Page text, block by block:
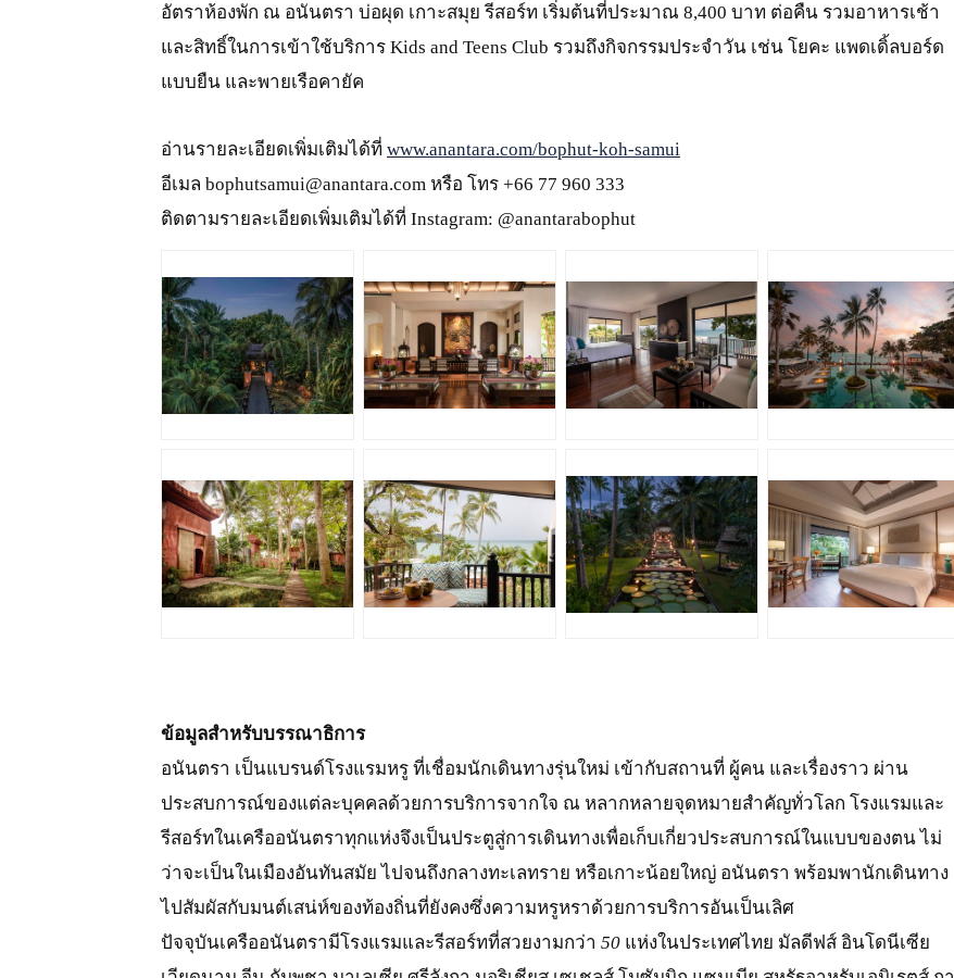
อัตราห้องพัก ณ อนันตรา บ่อผุด เกาะสมุย รีสอร์ท เริ่มต้นที่ประมาณ 8,400 บาท ต่อคืน รวมอาหารเช้า
และสิทธิ์ในการเข้าใช้บริการ Kids and Teens Club รวมถึงกิจกรรมประจำวัน เช่น โยคะ แพดเดิ้ลบอร์ด
แบบยืน และพายเรือคายัค
อ่านรายละเอียดเพิ่มเติมได้ที่ www.anantara.com/bophut-koh-samui
อีเมล bophutsamui@anantara.com หรือ โทร +66 77 960 333
ติดตามรายละเอียดเพิ่มเติมได้ที่ Instagram: @anantarabophut
JPG JPG JPG JPG
JPG JPG JPG JPG
ข้อมูลสำหรับบรรณาธิการ
อนันตรา เป็นแบรนด์โรงแรมหรู ที่เชื่อมนักเดินทางรุ่นใหม่ เข้ากับสถานที่ ผู้คน และเรื่องราว ผ่าน
ประสบการณ์ของแต่ละบุคคลด้วยการบริการจากใจ ณ หลากหลายจุดหมายสำคัญทั่วโลก โรงแรมและ
รีสอร์ทในเครืออนันตราทุกแห่งจึงเป็นประตูสู่การเดินทางเพื่อเก็บเกี่ยวประสบการณ์ในแบบของตน ไม่
ว่าจะเป็นในเมืองอันทันสมัย ไปจนถึงกลางทะเลทราย หรือเกาะน้อยใหญ่ อนันตรา พร้อมพานักเดินทาง
ไปสัมผัสกับมนต์เสน่ห์ของท้องถิ่นที่ยังคงซึ่งความหรูหราด้วยการบริการอันเป็นเลิศ
ปัจจุบันเครืออนันตรามีโรงแรมและรีสอร์ทที่สวยงามกว่า 50 แห่งในประเทศไทย มัลดีฟส์ อินโดนีเซีย